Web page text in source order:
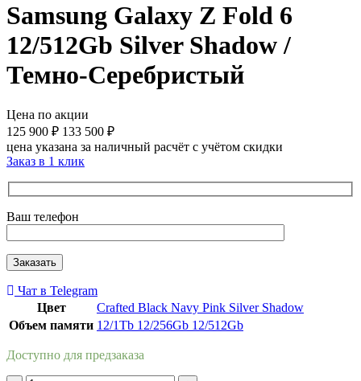
Samsung Galaxy Z Fold 6
12/512Gb Silver Shadow /
Темно-Серебристый
Цена по акции
125 900 ₽ 133 500 ₽
цена указана за наличный расчёт с учётом скидки
Заказ в 1 клик
Ваш телефон
Чат в Telegram
Цвет
Crafted Black Navy Pink Silver Shadow
Объем памяти 12/1Tb 12/256Gb 12/512Gb
Доступно для предзаказа